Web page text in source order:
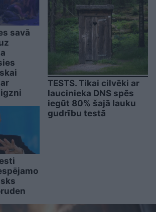
savā
TESTS. Tikai cilvēki ar
laucinieka DNS spēs
iegūt 80% šajā lauku
gudrību testā